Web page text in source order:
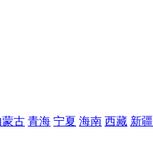
蒙古 青海 宁夏 海南 西藏 新疆